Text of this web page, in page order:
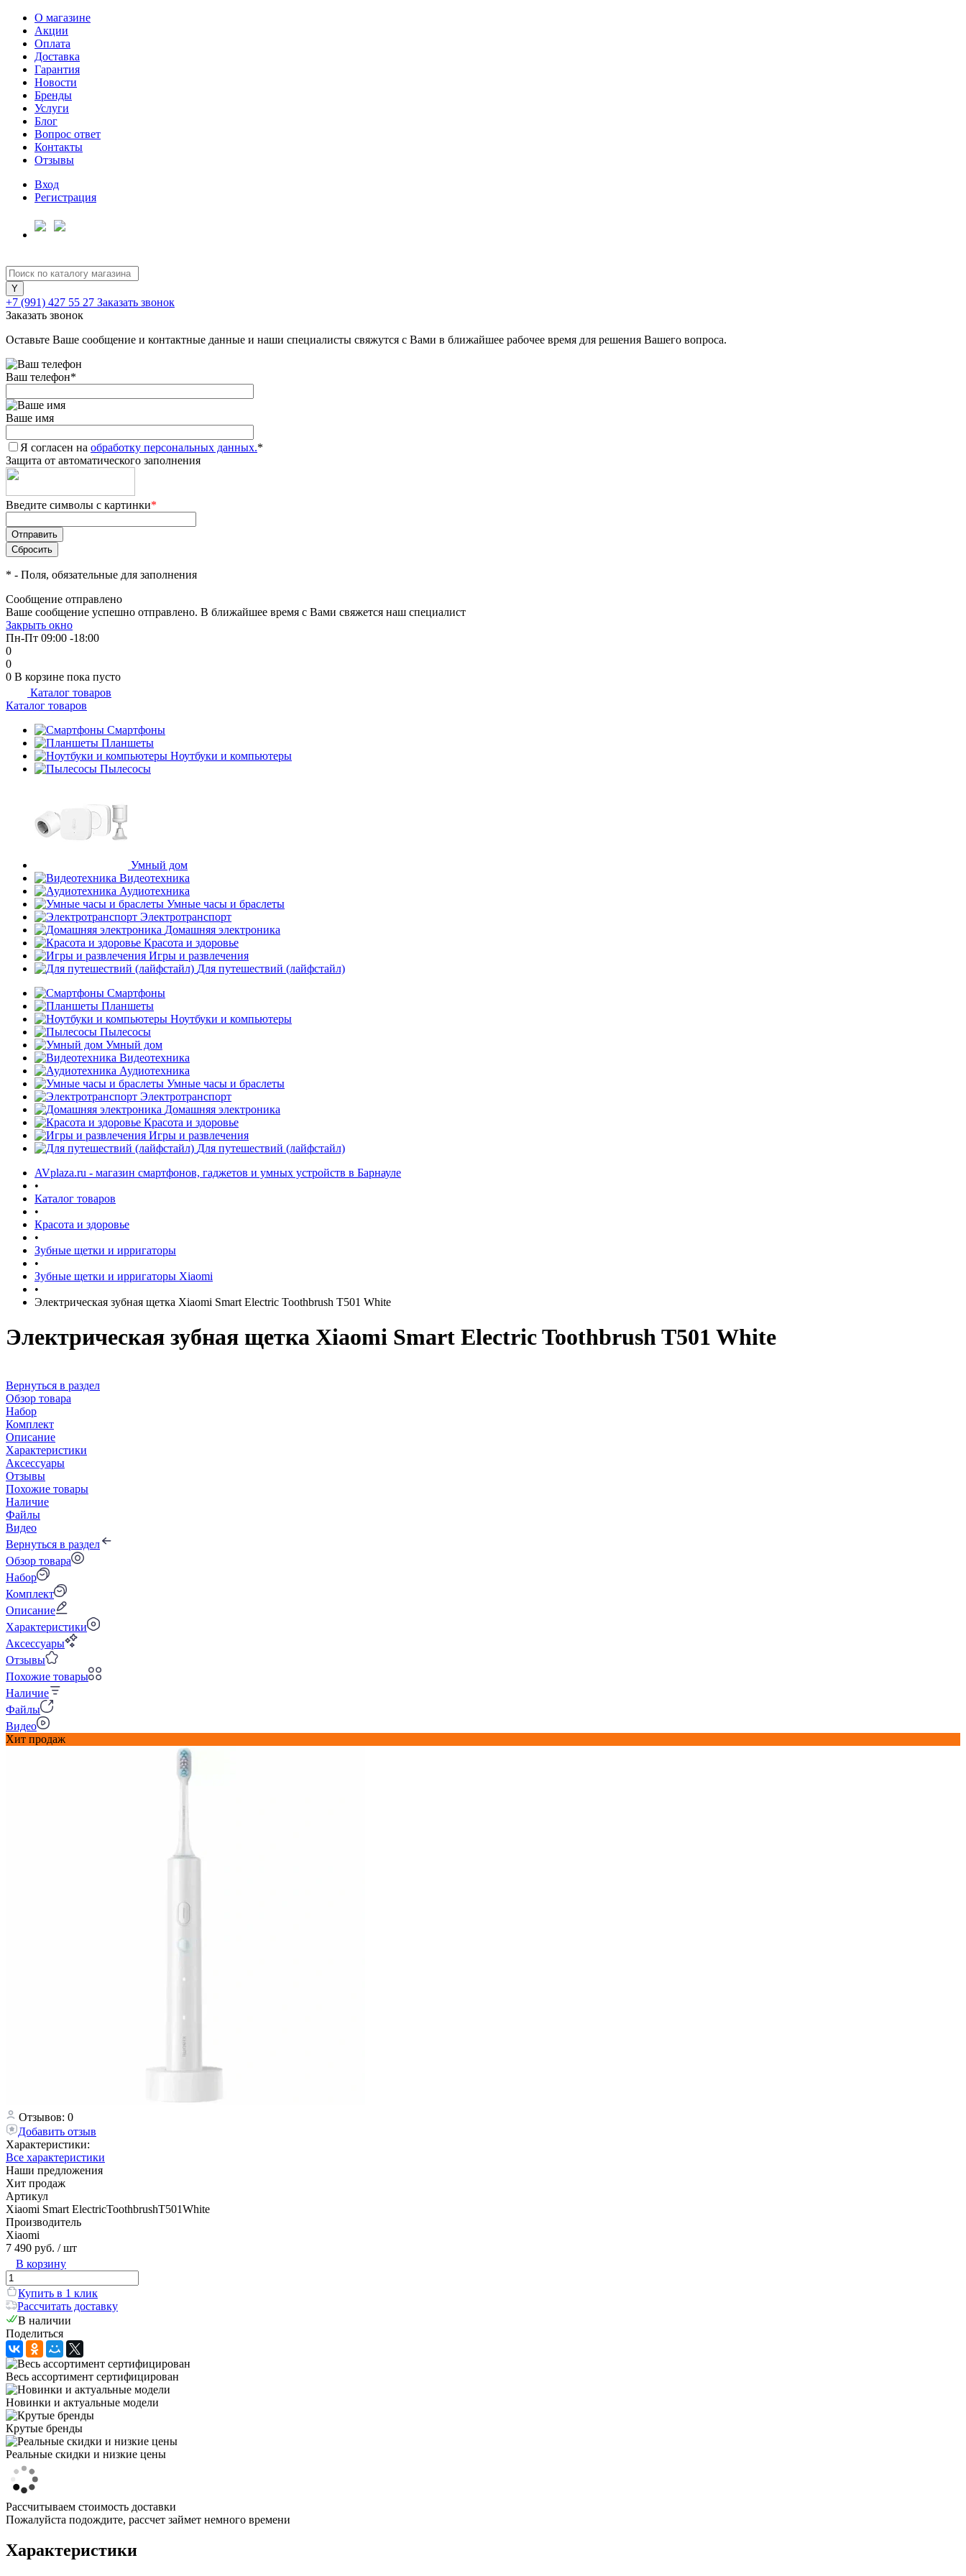
О магазине
Акции
Оплата
Доставка
Гарантия
Новости
Бренды
Услуги
Блог
Вопрос ответ
Контакты
Отзывы
Вход
Регистрация
+7 (991) 427 55 27 Заказать звонок
Заказать звонок
Оставьте Ваше сообщение и контактные данные и наши специалисты свяжутся с Вами в ближайшее рабочее время для решения Вашего вопроса.
Ваш телефон*
Ваше имя
Я согласен на обработку персональных данных.*
Защита от автоматического заполнения
Введите символы с картинки*
* - Поля, обязательные для заполнения
Сообщение отправлено
Ваше сообщение успешно отправлено. В ближайшее время с Вами свяжется наш специалист
Закрыть окно
Пн-Пт 09:00 -18:00
0
0
0 В корзине пока пусто
Каталог товаров
Каталог товаров
Смартфоны
Планшеты
Ноутбуки и компьютеры
Пылесосы
Умный дом
Видеотехника
Аудиотехника
Умные часы и браслеты
Электротранспорт
Домашняя электроника
Красота и здоровье
Игры и развлечения
Для путешествий (лайфстайл)
Смартфоны
Планшеты
Ноутбуки и компьютеры
Пылесосы
Умный дом
Видеотехника
Аудиотехника
Умные часы и браслеты
Электротранспорт
Домашняя электроника
Красота и здоровье
Игры и развлечения
Для путешествий (лайфстайл)
AVplaza.ru - магазин смартфонов, гаджетов и умных устройств в Барнауле
•
Каталог товаров
•
Красота и здоровье
•
Зубные щетки и ирригаторы
•
Зубные щетки и ирригаторы Xiaomi
•
Электрическая зубная щетка Xiaomi Smart Electric Toothbrush T501 White
Электрическая зубная щетка Xiaomi Smart Electric Toothbrush T501 White
Вернуться в раздел
Обзор товара
Набор
Комплект
Описание
Характеристики
Аксессуары
Отзывы
Похожие товары
Наличие
Файлы
Видео
Вернуться в раздел
Обзор товара
Набор
Комплект
Описание
Характеристики
Аксессуары
Отзывы
Похожие товары
Наличие
Файлы
Видео
Хит продаж
Отзывов: 0
Добавить отзыв
Характеристики:
Все характеристики
Наши предложения
Хит продаж
Артикул
Xiaomi Smart ElectricToothbrushT501White
Производитель
Xiaomi
7 490 руб. / шт
В корзину
Купить в 1 клик
Рассчитать доставку
В наличии
Поделиться
Весь ассортимент сертифицирован
Новинки и актуальные модели
Крутые бренды
Реальные скидки и низкие цены
Рассчитываем стоимость доставки
Пожалуйста подождите, рассчет займет немного времени
Характеристики
на частибез переплат
25% картой любого банка